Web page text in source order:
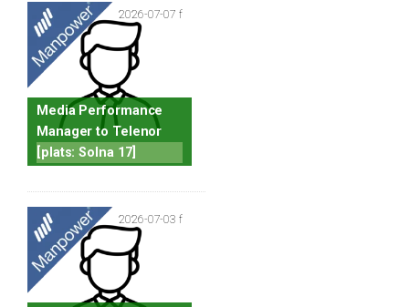
2026-07-07 f
Media Performance
Manager to Telenor
[plats: Solna 17]
2026-07-03 f